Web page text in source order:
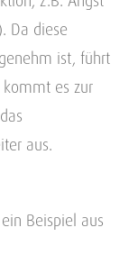
Da diese
ist, führt
kommt es zur
aus.
Beispiel aus